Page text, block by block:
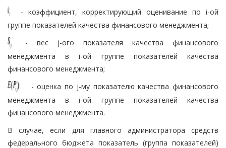
- коэффициент, корректирующий оценивание по i-ой
группе показателей качества финансового менеджмента;
- вес j-ого показателя качества финансового
менеджмента в i-ой группе показателей качества
финансового менеджмента;
- оценка по j-му показателю качества финансового
менеджмента в i-ой группе показателей качества
финансового менеджмента.
В случае, если для главного администратора средств
федерального бюджета показатель (группа показателей)